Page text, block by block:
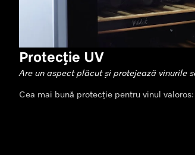
Protecție UV
Are un aspect plăcut și protejează vinurile
Cea mai bună protecție pentru vinul